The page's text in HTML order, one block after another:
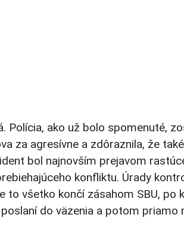
Polícia, ako už bolo spomenuté,
za agresívne a zdôraznila, že
bol najnovším prejavom
konfliktu. Úrady
to všetko končí zásahom SBU,
do väzenia a potom priamo